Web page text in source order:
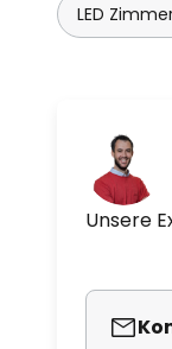
LED
Unsere